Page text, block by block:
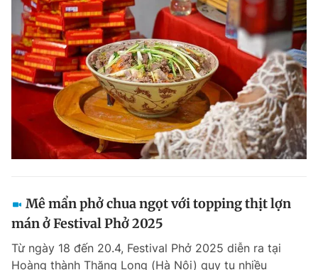
Mê mẩn phở chua ngọt với topping thịt lợn
mán ở Festival Phở 2025
Từ ngày 18 đến 20.4, Festival Phở 2025 diễn ra tại
Hoàng thành Thăng Long (Hà Nội) quy tụ nhiều